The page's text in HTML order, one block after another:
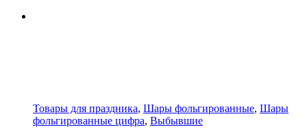
Товары для праздника, Шары фольгированные, Шары
фольгированные цифра, Выбывшие